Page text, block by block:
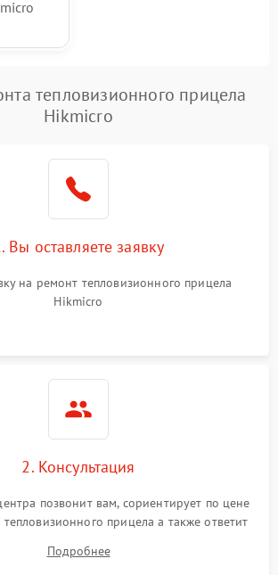
тепловизионного прицела
Hikmicro
Вы оставляете заявку
на ремонт тепловизионного прицела
Hikmicro
2. Консультация
позвонит вам, сориентирует по цене
прицела а также ответит
Подробнее